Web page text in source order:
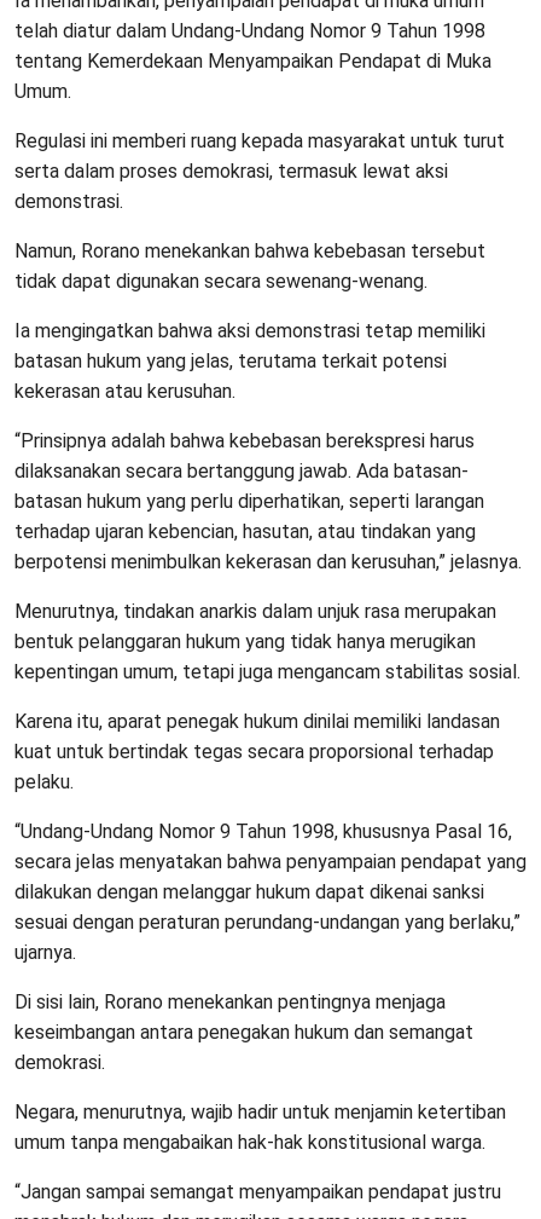
telah diatur dalam Undang-Undang Nomor 9 Tahun 1998
tentang Kemerdekaan Menyampaikan Pendapat di Muka
Umum.
Regulasi ini memberi ruang kepada masyarakat untuk turut
serta dalam proses demokrasi, termasuk lewat aksi
demonstrasi.
Namun, Rorano menekankan bahwa kebebasan tersebut
tidak dapat digunakan secara sewenang-wenang.
Ia mengingatkan bahwa aksi demonstrasi tetap memiliki
batasan hukum yang jelas, terutama terkait potensi
kekerasan atau kerusuhan.
“Prinsipnya adalah bahwa kebebasan berekspresi harus
dilaksanakan secara bertanggung jawab. Ada batasan-
batasan hukum yang perlu diperhatikan, seperti larangan
terhadap ujaran kebencian, hasutan, atau tindakan yang
berpotensi menimbulkan kekerasan dan kerusuhan,” jelasnya.
Menurutnya, tindakan anarkis dalam unjuk rasa merupakan
bentuk pelanggaran hukum yang tidak hanya merugikan
kepentingan umum, tetapi juga mengancam stabilitas sosial.
Karena itu, aparat penegak hukum dinilai memiliki landasan
kuat untuk bertindak tegas secara proporsional terhadap
pelaku.
“Undang-Undang Nomor 9 Tahun 1998, khususnya Pasal 16,
secara jelas menyatakan bahwa penyampaian pendapat yang
dilakukan dengan melanggar hukum dapat dikenai sanksi
sesuai dengan peraturan perundang-undangan yang berlaku,”
ujarnya.
Di sisi lain, Rorano menekankan pentingnya menjaga
keseimbangan antara penegakan hukum dan semangat
demokrasi.
Negara, menurutnya, wajib hadir untuk menjamin ketertiban
umum tanpa mengabaikan hak-hak konstitusional warga.
“Jangan sampai semangat menyampaikan pendapat justru